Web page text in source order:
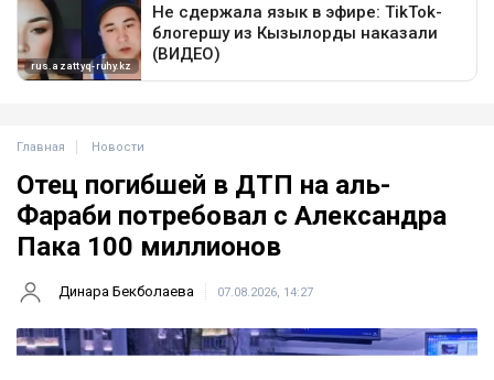
Главная Новости
Отец погибшей в ДТП на аль-
Фараби потребовал с Александра
Пака 100 миллионов
Динара Бекболаева 07.08.2026, 14:27